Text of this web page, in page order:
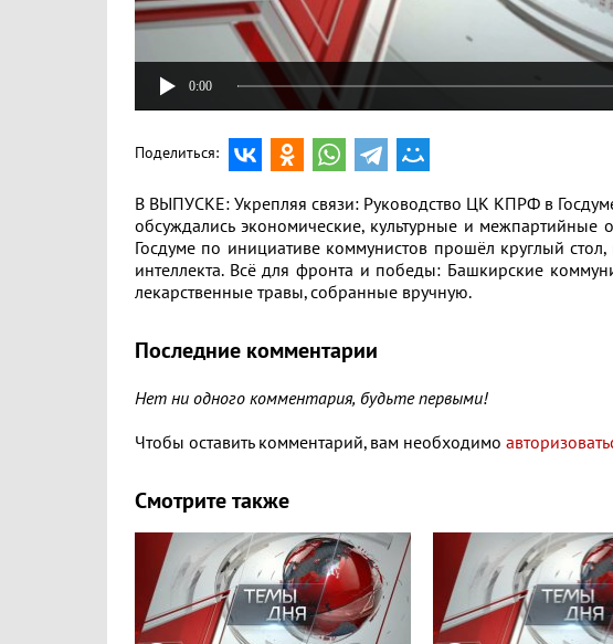
0:00
Поделиться:
В ВЫПУСКЕ: Укрепляя связи: Руководство ЦК КПРФ в
обсуждались экономические, культурные и
Госдуме по инициативе коммунистов прошёл круглый
интеллекта. Всё для фронта и победы: Башкирские
лекарственные травы, собранные вручную.
Последние комментарии
Нет ни одного комментария, будьте первыми!
Чтобы оставить комментарий, вам необходимо
Смотрите также